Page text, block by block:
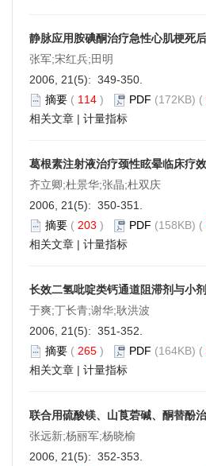
静脉应用胺碘酮治疗急性心肌梗死
张军;宋红兵;田明
2006, 21(5): 349-350.
摘要 ( 114 ) PDF (172KB) (
相关文章 | 计量指标
葛根素注射液治疗颈性眩晕临床疗效
齐立卿;杜景华;张晶;杜双庆
2006, 21(5): 350-351.
摘要 ( 203 ) PDF (158KB) (
相关文章 | 计量指标
长效二氢吡啶类钙通道阻滞剂与小
于爽;丁长青;谢华;耿洪波
2006, 21(5): 351-352.
摘要 ( 265 ) PDF (164KB) (
相关文章 | 计量指标
联合用硫酸镁、山莨菪碱、酮替酚
张远新;杨丽军;杨晓榆
2006, 21(5): 352-353.